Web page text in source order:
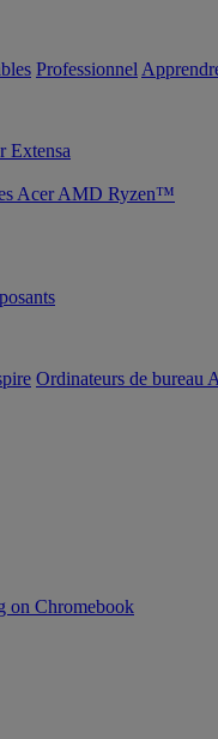
Professionnel
Extensa
Acer AMD Ryzen™
Ordinateurs de bureau
on Chromebook